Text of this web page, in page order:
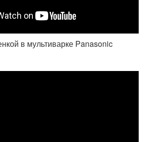
в мультиварке Panasonic